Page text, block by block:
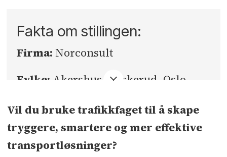
Fakta om stillingen:
Firma: Norconsult
Fylke: Akershus, Buskerud, Oslo
Sted:Sandvika, Drammen, Oslo
Søknadsfrist: 23.08.2026
Vil du bruke trafikkfaget til å skape
tryggere, smartere og mer effektive
transportløsninger?